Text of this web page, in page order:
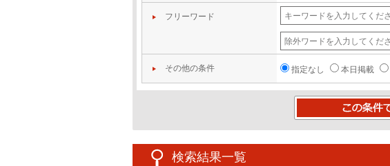
フリーワード
その他の条件 指定なし 本日掲載
検索結果一覧